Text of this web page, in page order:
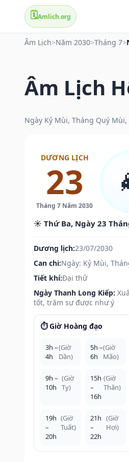
🗓️Amlich.org
Âm Lịch>Năm 2030>Tháng 7>
Âm Lịch
Ngày Kỷ Mùi, Tháng Quý
DƯƠNG LỊCH
23
Tháng 7 Năm 2030
☀️ Thứ Ba, Ngày 23
Dương lịch:23/07/2030
Can chi:Ngày: Kỷ Mùi,
Tiết khí:Đại thử
Ngày Thanh Long Kiếp:
tốt, trăm sự được như ý
⏱️ Giờ Hoàng đạo
3h –
4h
(Giờ
Dần)
5h –
6h
(Giờ
Mão)
9h –
10h
(Giờ
Tỵ)
15h
–
16h
(Giờ
Thân)
19h
–
20h
(Giờ
Tuất)
21h
–
22h
(Giờ
Hợi)